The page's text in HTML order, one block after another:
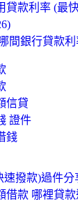
貸款利率 (最
間銀行貸款
信貸
證件
錢
速撥款)過件
借款 哪裡貸